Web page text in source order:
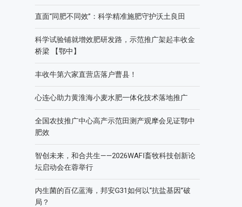
直面“同肥不同效”：科学精准施肥守护沃土良田
科学试验铺就增效肥研发路，示范推广架起丰收金
桥梁 【鄂中】
丰收牛第六家直营店落户曹县！
心连心助力黄淮海小麦水肥一体化技术落地推广
全国农技推广中心高产示范田测产观摩会见证鄂中
肥效
智创未来，和合共生——2026WAFI畜牧科技创新论
坛启动会在蓉举行
内生菌的百亿蓝海，邦安G31如何以“抗盐基因”破
局？